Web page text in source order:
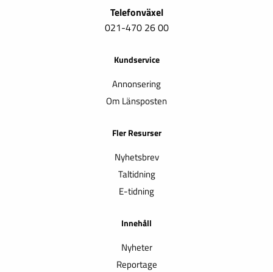
Telefonväxel
021-470 26 00
Kundservice
Annonsering
Om Länsposten
Fler Resurser
Nyhetsbrev
Taltidning
E-tidning
Innehåll
Nyheter
Reportage